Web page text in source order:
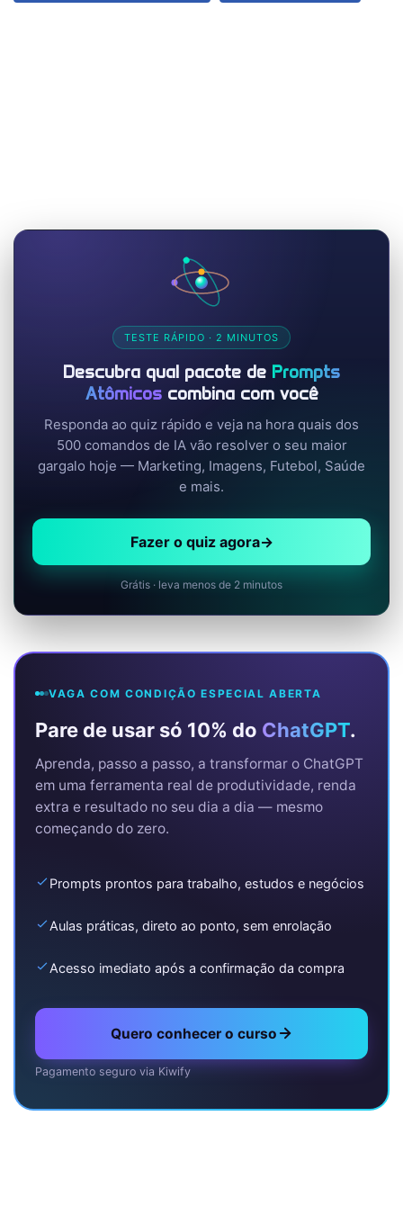
TESTE RÁPIDO · 2 MINUTOS
Descubra qual pacote de Prompts
Atômicoscombina com você
Responda ao quiz rápido e veja na hora quais dos
500 comandos de IA vão resolver o seu maior
gargalo hoje — Marketing, Imagens, Futebol, Saúde
e mais.
Fazer o quiz agora→
Grátis · leva menos de 2 minutos
VAGA COM CONDIÇÃO ESPECIAL ABERTA
Pare de usar só 10% do ChatGPT.
Aprenda, passo a passo, a transformar o ChatGPT
em uma ferramenta real de produtividade, renda
extra e resultado no seu dia a dia — mesmo
começando do zero.
Prompts prontos para trabalho, estudos e negócios
Aulas práticas, direto ao ponto, sem enrolação
Acesso imediato após a confirmação da compra
Quero conhecer o curso
Pagamento seguro via Kiwify